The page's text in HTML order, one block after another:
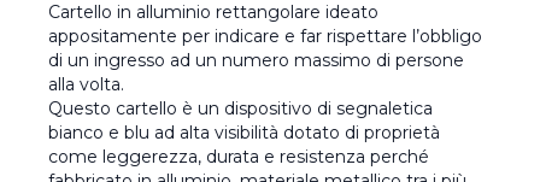
Cartello in alluminio rettangolare ideato
appositamente per indicare e far rispettare l’obbligo
di un ingresso ad un numero massimo di persone
alla volta.
Questo cartello è un dispositivo di segnaletica
bianco e blu ad alta visibilità dotato di proprietà
come leggerezza, durata e resistenza perché